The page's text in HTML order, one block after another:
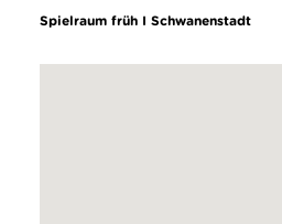
Spielraum früh I Schwanenstadt